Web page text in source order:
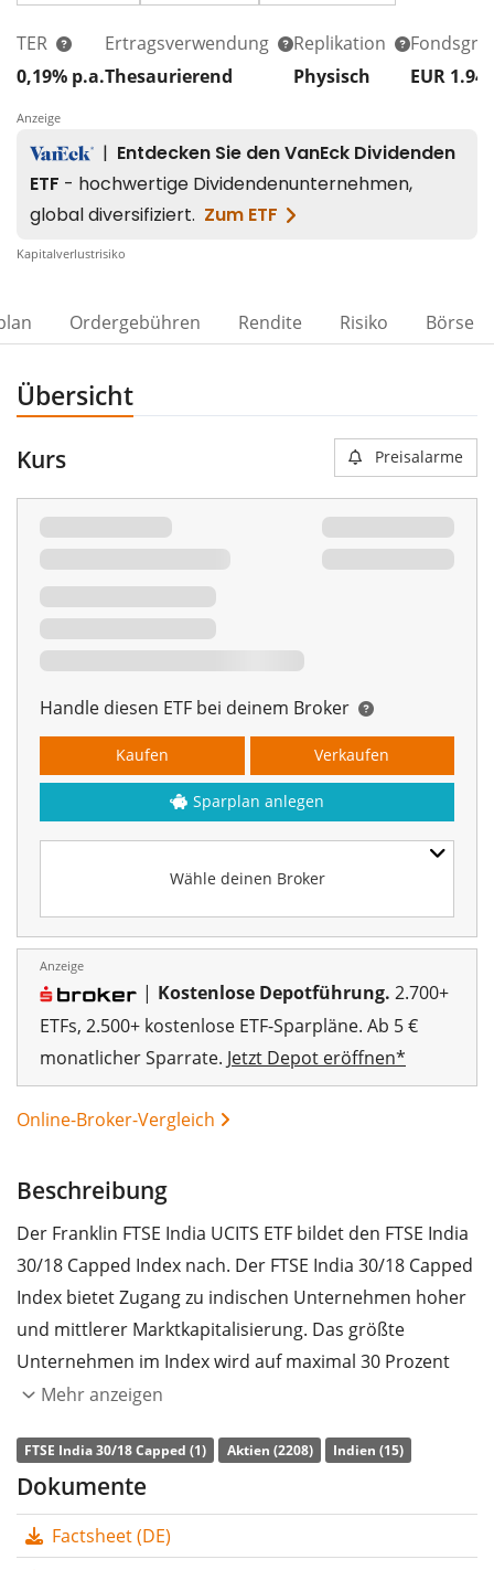
TER
0,19% p.a.
Ertragsverwendung
Thesaurierend
Replikation
Physisch
EUR
Anzeige
Kapitalverlustrisiko
Ordergebühren Rendite Risiko Börse
Übersicht
Kurs Preisalarme
Handle diesen ETF bei deinem Broker
Wähle deinen Broker
Kaufen Verkaufen
Sparplan anlegen
Anzeige
| Kostenlose Depotführung. 2.700+
ETFs, 2.500+ kostenlose ETF-Sparpläne. Ab 5 €
monatlicher Sparrate. Jetzt Depot eröffnen*
Online-Broker-Vergleich
Beschreibung
Der Franklin FTSE India UCITS ETF bildet den FTSE India
30/18 Capped Index nach. Der FTSE India 30/18 Capped
Index bietet Zugang zu indischen Unternehmen hoher
und mittlerer Marktkapitalisierung. Das größte
Unternehmen im Index wird auf maximal 30 Prozent
der Index-Kapitalisierung begrenzt, alle anderen Index-
Die TER (Gesamtkostenquote) des ETF liegt bei
ETF, der den FTSE India 30/18 Capped Index nachbildet.
Mehr anzeigen
FTSE India 30/18 Capped (1) Aktien (2208) Indien (15)
Dokumente
Factsheet (DE)